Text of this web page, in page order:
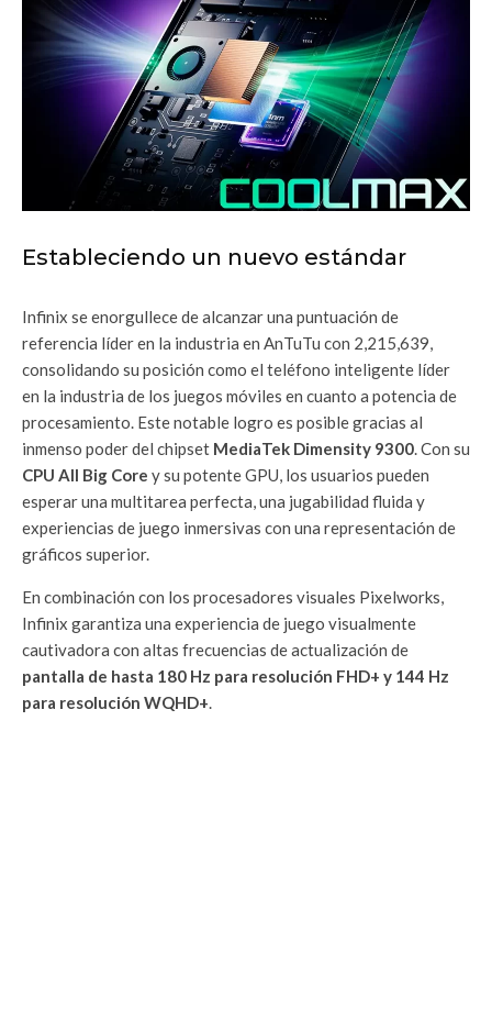
Estableciendo un nuevo estándar
Infinix se enorgullece de alcanzar una puntuación de
referencia líder en la industria en AnTuTu con 2,215,639,
consolidando su posición como el teléfono inteligente líder
en la industria de los juegos móviles en cuanto a potencia de
procesamiento. Este notable logro es posible gracias al
inmenso poder del chipset MediaTek Dimensity 9300. Con su
CPU All Big Core y su potente GPU, los usuarios pueden
esperar una multitarea perfecta, una jugabilidad fluida y
experiencias de juego inmersivas con una representación de
gráficos superior.
En combinación con los procesadores visuales Pixelworks,
Infinix garantiza una experiencia de juego visualmente
cautivadora con altas frecuencias de actualización de
pantalla de hasta 180 Hz para resolución FHD+ y 144 Hz
para resolución WQHD+.